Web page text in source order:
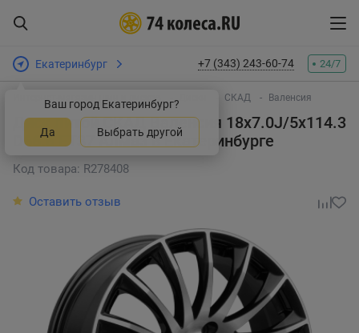
Екатеринбург
Ваш город Екатеринбург?
Да Выбрать другой
+7 (343) 243-60-74 24/7
Интернет-магазин шин и дисков СКАД Валенсия
Диск литой СКАД Валенсия 18x7.0J/5x114.3
D66.6 ET37 Алмазв Екатеринбурге
Код товара: R278408
Оставить отзыв